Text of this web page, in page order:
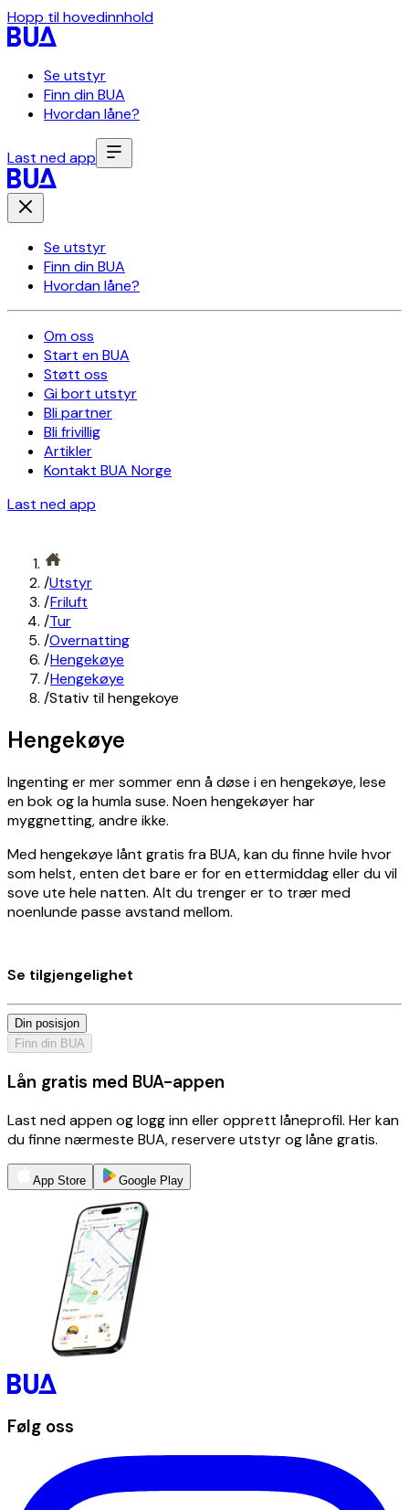
Hopp til hovedinnhold
Se utstyr
Finn din BUA
Hvordan låne?
Last ned app
Se utstyr
Finn din BUA
Hvordan låne?
Om oss
Start en BUA
Støtt oss
Gi bort utstyr
Bli partner
Bli frivillig
Artikler
Kontakt BUA Norge
Last ned app
/Utstyr
/Friluft
/Tur
/Overnatting
/Hengekøye
/Hengekøye
/Stativ til hengekoye
Hengekøye
Ingenting er mer sommer enn å døse i en hengekøye, lese
en bok og la humla suse. Noen hengekøyer har
myggnetting, andre ikke.
Med hengekøye lånt gratis fra BUA, kan du finne hvile hvor
som helst, enten det bare er for en ettermiddag eller du vil
sove ute hele natten. Alt du trenger er to trær med
noenlunde passe avstand mellom.
Se tilgjengelighet
Din posisjon
Finn din BUA
Lån gratis med BUA-appen
Last ned appen og logg inn eller opprett låneprofil. Her kan
du finne nærmeste BUA, reservere utstyr og låne gratis.
App Store Google Play
Følg oss